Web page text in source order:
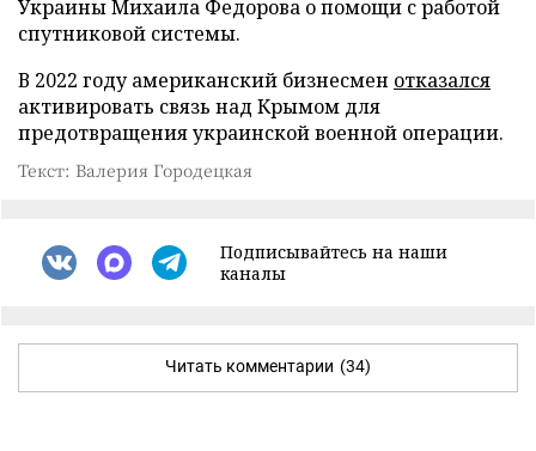
Украины Михаила Федорова о помощи с работой
спутниковой системы.
В 2022 году американский бизнесмен отказался
активировать связь над Крымом для
предотвращения украинской военной операции.
Текст: Валерия Городецкая
Подписывайтесь на наши
каналы
Читать комментарии (34)